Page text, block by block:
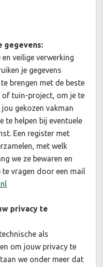
gegevens:
veilige verwerking
je gegevens
brengen met de beste
tuin-project, om je te
gekozen vakman
te helpen bij eventuele
Een register met
met welk
we ze bewaren en
te vragen door een mail
privacy te
als
om jouw privacy te
we onder meer dat